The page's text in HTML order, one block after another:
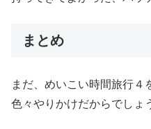
まとめ
まだ、めいこい時間旅行４
色々やりかけだからでしょ